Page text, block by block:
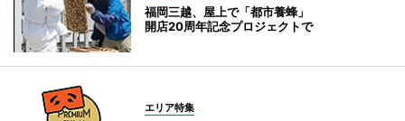
福岡三越、屋上で「都市養蜂」
開店20周年記念プロジェクトで
エリア特集